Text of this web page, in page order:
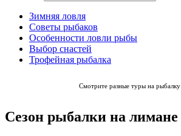
Зимняя ловля
Советы рыбаков
Особенности ловли рыбы
Выбор снастей
Трофейная рыбалка
Смотрите разные туры на рыбалку
Сезон рыбалки на лимане